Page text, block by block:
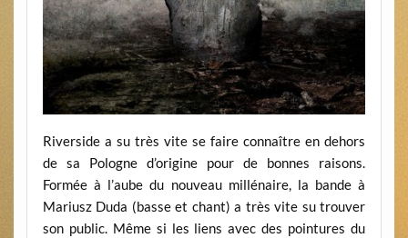
Riverside a su très vite se faire connaître en dehors
de sa Pologne d’origine pour de bonnes raisons.
Formée à l’aube du nouveau millénaire, la bande à
Mariusz Duda (basse et chant) a très vite su trouver
son public. Même si les liens avec des pointures du